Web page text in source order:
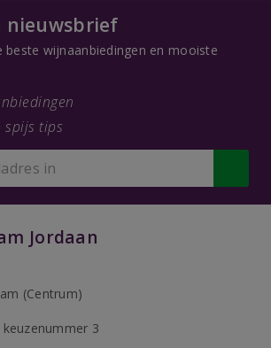
nieuwsbrief
beste wijnaanbiedingen en mooiste
spijs tips
Jordaan
(Centrum)
keuzenummer 3